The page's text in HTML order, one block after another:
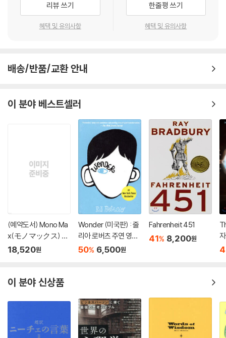
리뷰 쓰기
혜택 및 유의사항
한줄평 쓰기
혜택 및 유의사항
배송/반품/교환 안내
이 분야 베스트셀러
(예약도서) Mono Ma
x(モノマックス) 20
26年10月號
18,520원
Wonder (미국판) : 줄
리아 로버츠 주연 영화
'원더' 원작 소설
50% 6,500원
Fahrenheit 451
41% 8,200원
자
이 분야 신상품